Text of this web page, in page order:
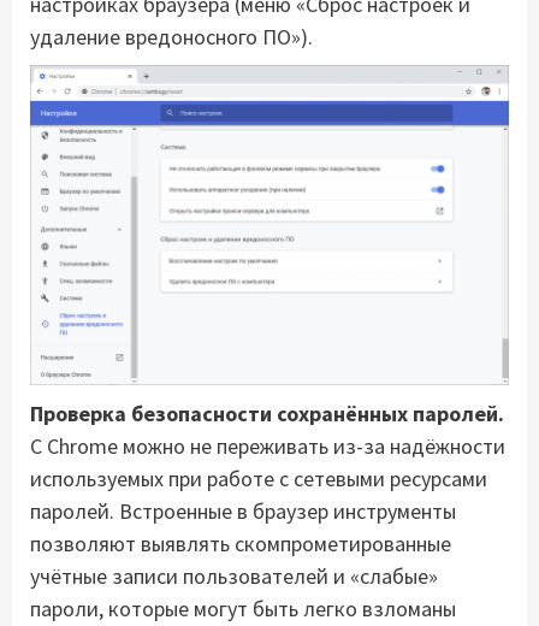
удаление вредоносного ПО»).
Проверка безопасности сохранённых паролей.
С Chrome можно не переживать из-за надёжности
используемых при работе с сетевыми ресурсами
паролей. Встроенные в браузер инструменты
позволяют выявлять скомпрометированные
учётные записи пользователей и «слабые»
пароли, которые могут быть легко взломаны